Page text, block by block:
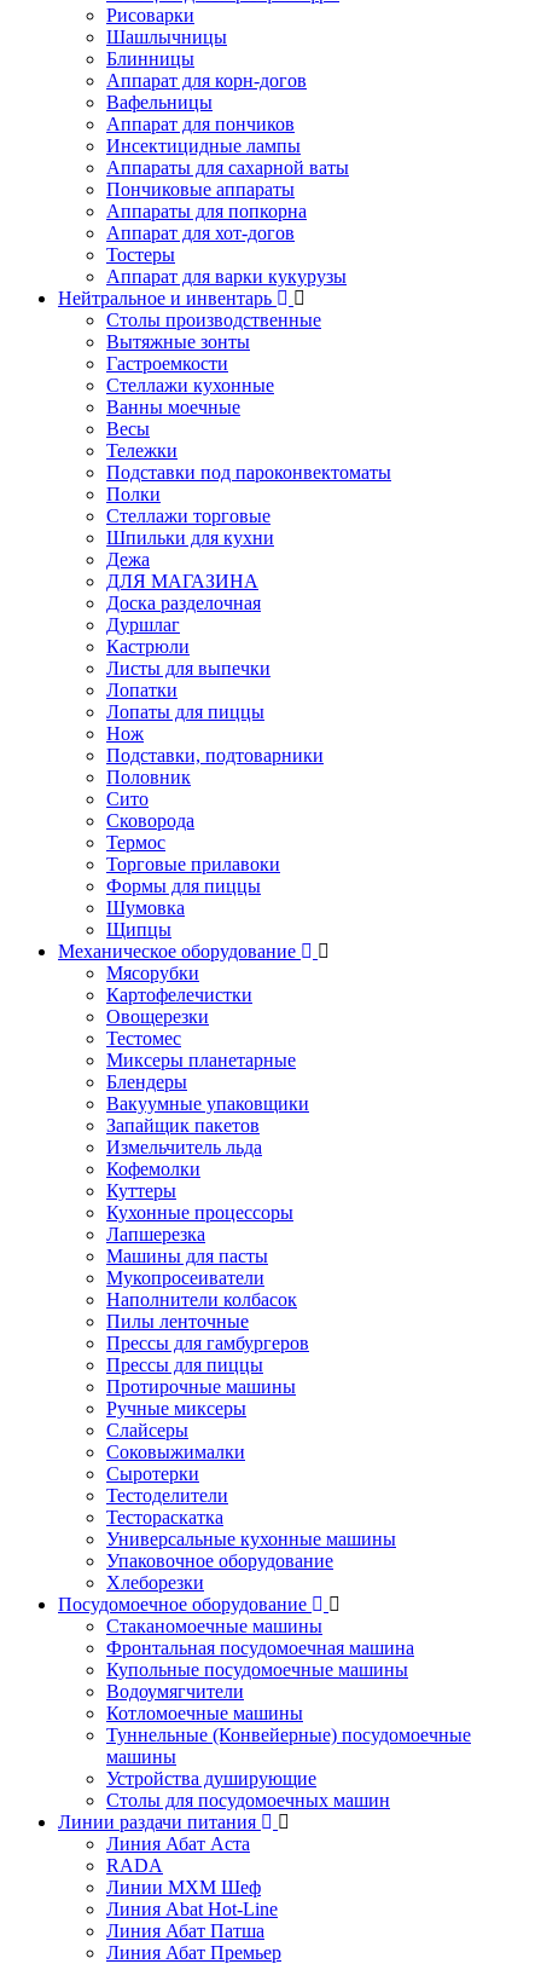
Рисоварки
Шашлычницы
Блинницы
Аппарат для корн-догов
Вафельницы
Аппарат для пончиков
Инсектицидные лампы
Аппараты для сахарной ваты
Пончиковые аппараты
Аппараты для попкорна
Аппарат для хот-догов
Тостеры
Аппарат для варки кукурузы
Нейтральное и инвентарь
Столы производственные
Вытяжные зонты
Гастроемкости
Стеллажи кухонные
Ванны моечные
Весы
Тележки
Подставки под пароконвектоматы
Полки
Стеллажи торговые
Шпильки для кухни
Дежа
ДЛЯ МАГАЗИНА
Доска разделочная
Дуршлаг
Кастрюли
Листы для выпечки
Лопатки
Лопаты для пиццы
Нож
Подставки, подтоварники
Половник
Сито
Сковорода
Термос
Торговые прилавоки
Формы для пиццы
Шумовка
Щипцы
Механическое оборудование
Мясорубки
Картофелечистки
Овощерезки
Тестомес
Миксеры планетарные
Блендеры
Вакуумные упаковщики
Запайщик пакетов
Измельчитель льда
Кофемолки
Куттеры
Кухонные процессоры
Лапшерезка
Машины для пасты
Мукопросеиватели
Наполнители колбасок
Пилы ленточные
Прессы для гамбургеров
Прессы для пиццы
Протирочные машины
Ручные миксеры
Слайсеры
Соковыжималки
Сыротерки
Тестоделители
Тестораскатка
Универсальные кухонные машины
Упаковочное оборудование
Хлеборезки
Посудомоечное оборудование
Стаканомоечные машины
Фронтальная посудомоечная машина
Купольные посудомоечные машины
Водоумягчители
Котломоечные машины
Туннельные (Конвейерные) посудомоечные
машины
Устройства душирующие
Столы для посудомоечных машин
Линии раздачи питания
Линия Абат Аста
RADA
Линии МХМ Шеф
Линия Abat Hot-Line
Линия Абат Патша
Линия Абат Премьер